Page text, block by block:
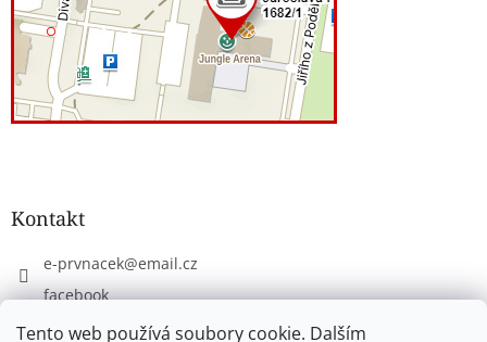
Tento web používá soubory cookie. Dalším
Kontakt
e-prvnacek@email.cz
facebook
eprvnacek